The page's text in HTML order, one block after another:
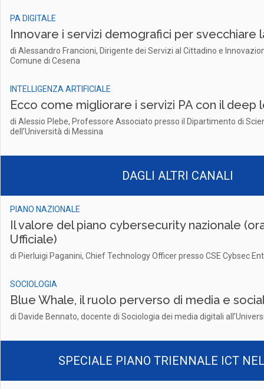
PA DIGITALE
Innovare i servizi demografici per svecchiare
di Alessandro Francioni, Dirigente dei Servizi al Cittadino e
Comune di Cesena
INTELLIGENZA ARTIFICIALE
Ecco come migliorare i servizi PA con il deep
di Alessio Plebe, Professore Associato presso il Dipartimento di
dell’Università di Messina
DAGLI ALTRI CANALI
PIANO NAZIONALE
Il valore del piano cybersecurity nazionale
Ufficiale)
di Pierluigi Paganini, Chief Technology Officer presso CSE Cybsec
SOCIOLOGIA
Blue Whale, il ruolo perverso di media e
di Davide Bennato, docente di Sociologia dei media digitali
SPECIALE PIANO TRIENNALE ICT